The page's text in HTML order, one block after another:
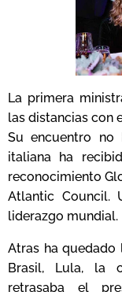
La primera
las distancias con
Su encuentro no
italiana ha
reconocimiento
Atlantic Council.
liderazgo mundial.
Atras ha
Brasil, Lula, la
retrasaba el